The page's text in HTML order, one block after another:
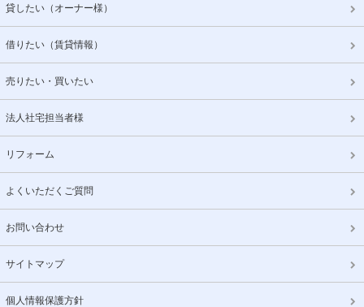
貸したい（オーナー様）
借りたい（賃貸情報）
売りたい・買いたい
法人社宅担当者様
リフォーム
よくいただくご質問
お問い合わせ
サイトマップ
個人情報保護方針